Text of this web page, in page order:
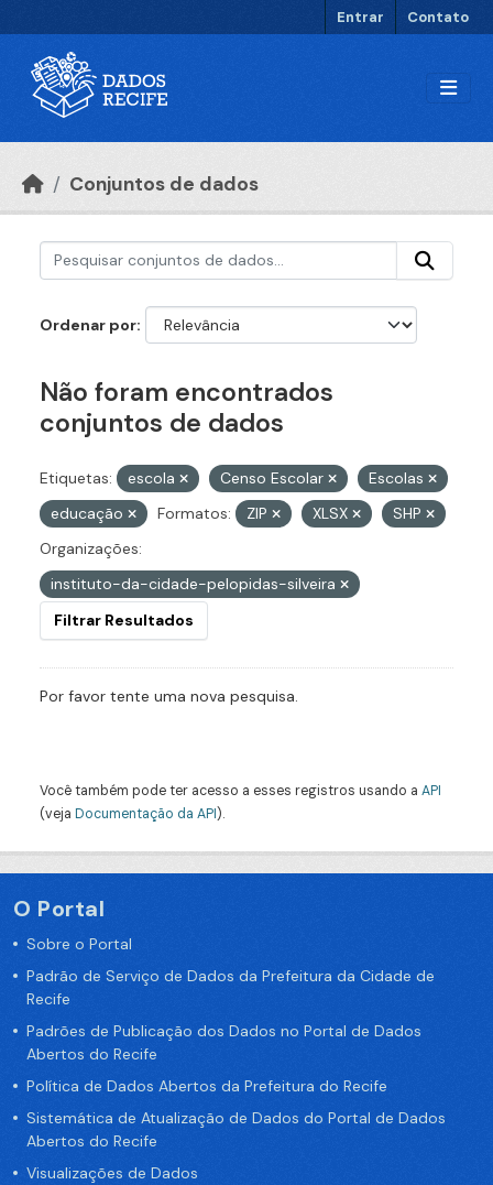
Entrar Contato
Conjuntos de dados
Ordenar por
Não foram encontrados
conjuntos de dados
Etiquetas: escola Censo Escolar
Escolas
educação
Formatos: ZIP XLSX
SHP
Organizações:
instituto-da-cidade-pelopidas-silveira
Filtrar Resultados
Por favor tente uma nova pesquisa.
Você também pode ter acesso a esses registros usando a API
(veja Documentação da API).
O Portal
Sobre o Portal
Padrão de Serviço de Dados da Prefeitura da Cidade de
Recife
Padrões de Publicação dos Dados no Portal de Dados
Abertos do Recife
Política de Dados Abertos da Prefeitura do Recife
Sistemática de Atualização de Dados do Portal de Dados
Abertos do Recife
Visualizações de Dados